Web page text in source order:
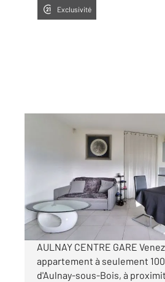
Exclusivité
AULNAY SOUS BOIS 93
, 2 pièces
Appartement F2 à
219 000 €
Visiter le site dédié
AULNAY CENTRE GARE
appartement à seulement
d'Aulnay-sous-Bois, à